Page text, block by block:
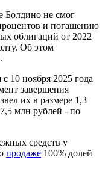
Болдино не смог
и погашению
облигаций от 2022
Об этом
10 ноября 2025 года
завершения
их в размере 1,3
млн рублей - по
средств у
продаже 100% долей